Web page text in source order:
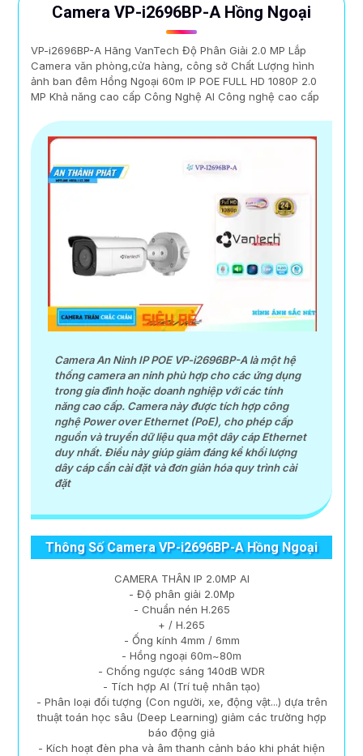
Camera VP-i2696BP-A Hồng Ngoại
VP-i2696BP-A Hãng VanTech Độ Phân Giải 2.0 MP Lắp
Camera văn phòng,cửa hàng, công sở Chất Lượng hình
ảnh ban đêm Hồng Ngoại 60m IP POE FULL HD 1080P 2.0
MP Khả năng cao cấp Công Nghệ AI Công nghệ cao cấp
Camera An Ninh IP POE VP-i2696BP-A là một hệ
thống camera an ninh phù hợp cho các ứng dụng
trong gia đình hoặc doanh nghiệp với các tính
năng cao cấp. Camera này được tích hợp công
nghệ Power over Ethernet (PoE), cho phép cấp
nguồn và truyền dữ liệu qua một dây cáp Ethernet
duy nhất. Điều này giúp giảm đáng kể khối lượng
dây cáp cần cài đặt và đơn giản hóa quy trình cài
đặt
Thông Số Camera VP-i2696BP-A Hồng Ngoại
CAMERA THÂN IP 2.0MP AI
- Độ phân giải 2.0Mp
- Chuẩn nén H.265
+ / H.265
- Ống kính 4mm / 6mm
- Hồng ngoại 60m~80m
- Chống ngược sáng 140dB WDR
- Tích hợp AI (Trí tuệ nhân tạo)
- Phân loại đối tượng (Con người, xe, động vật...) dựa trên
thuật toán học sâu (Deep Learning) giảm các trường hợp
báo động giả
- Kích hoạt đèn pha và âm thanh cảnh báo khi phát hiện